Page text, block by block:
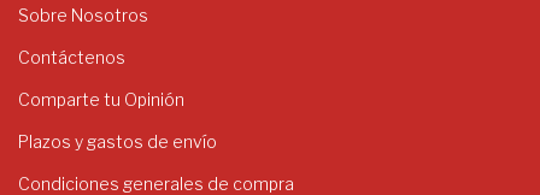
Sobre Nosotros
Contáctenos
Comparte tu Opinión
Plazos y gastos de envío
Condiciones generales de compra